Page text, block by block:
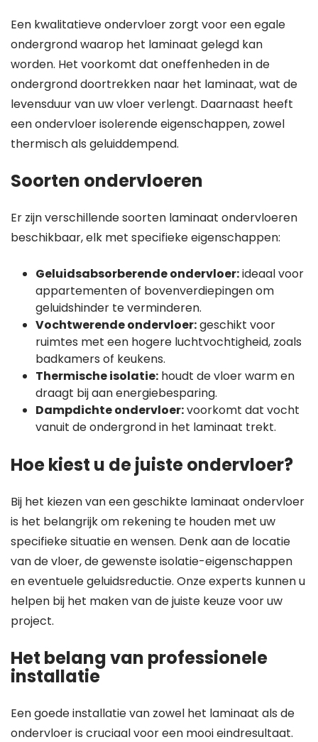
Een kwalitatieve ondervloer zorgt voor een egale
ondergrond waarop het laminaat gelegd kan
worden. Het voorkomt dat oneffenheden in de
ondergrond doortrekken naar het laminaat, wat de
levensduur van uw vloer verlengt. Daarnaast heeft
een ondervloer isolerende eigenschappen, zowel
thermisch als geluiddempend.
Soorten ondervloeren
Er zijn verschillende soorten laminaat ondervloeren
beschikbaar, elk met specifieke eigenschappen:
Geluidsabsorberende ondervloer:ideaal voor
appartementen of bovenverdiepingen om
geluidshinder te verminderen.
Vochtwerende ondervloer:geschikt voor
ruimtes met een hogere luchtvochtigheid, zoals
badkamers of keukens.
Thermische isolatie: houdt de vloer warm en
draagt bij aan energiebesparing.
Dampdichte ondervloer:voorkomt dat vocht
vanuit de ondergrond in het laminaat trekt.
Hoe kiest u de juiste ondervloer?
Bij het kiezen van een geschikte laminaat ondervloer
is het belangrijk om rekening te houden met uw
specifieke situatie en wensen. Denk aan de locatie
van de vloer, de gewenste isolatie-eigenschappen
en eventuele geluidsreductie. Onze experts kunnen u
helpen bij het maken van de juiste keuze voor uw
project.
Het belang van professionele
installatie
Een goede installatie van zowel het laminaat als de
ondervloer is cruciaal voor een mooi eindresultaat.